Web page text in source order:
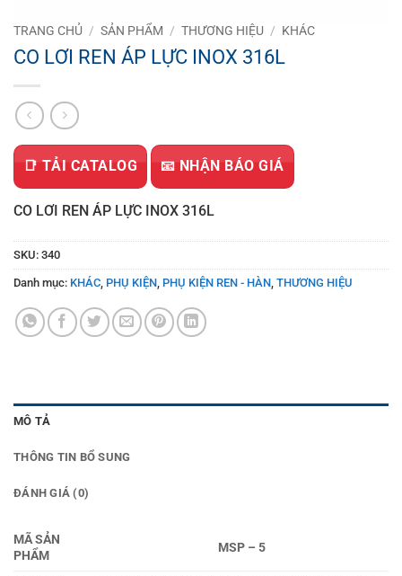
TRANG CHỦ / SẢN PHẨM / THƯƠNG HIỆU / KHÁC
CO LƠI REN ÁP LỰC INOX 316L
📑 TẢI CATALOG 📧 NHẬN BÁO GIÁ
CO LƠI REN ÁP LỰC INOX 316L
SKU: 340
Danh mục: KHÁC PHỤ KIỆN PHỤ KIỆN REN - HÀN THƯƠNG HIỆU
MÔ TẢ
THÔNG TIN BỔ SUNG
ĐÁNH GIÁ (0)
MÃ SẢN
PHẨM
MSP – 5